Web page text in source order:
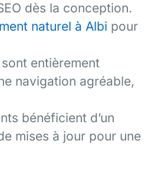
dès la conception.
naturel à Albi pour
entièrement
navigation agréable,
bénéficient d’un
mises à jour pour une